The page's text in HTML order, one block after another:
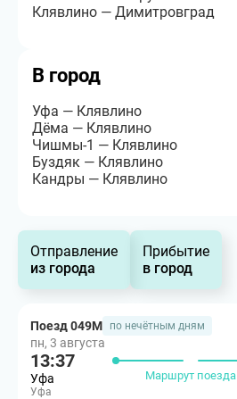
Клявлино — Димитровград
В город
Уфа — Клявлино
Дёма — Клявлино
Чишмы-1 — Клявлино
Буздяк — Клявлино
Кандры — Клявлино
Отправление
из города
Прибытие
в город
Поезд 049М по нечётным дням
пн, 3 августа
13:37
Уфа
Уфа
Маршрут поезда